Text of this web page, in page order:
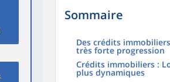
Sommaire
Des crédits
très forte progression
Crédits immobiliers :
plus dynamiques